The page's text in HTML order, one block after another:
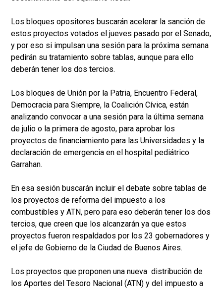
Los bloques opositores buscarán acelerar la sanción de
estos proyectos votados el jueves pasado por el Senado,
y por eso si impulsan una sesión para la próxima semana
pedirán su tratamiento sobre tablas, aunque para ello
deberán tener los dos tercios.
Los bloques de Unión por la Patria, Encuentro Federal,
Democracia para Siempre, la Coalición Cívica, están
analizando convocar a una sesión para la última semana
de julio o la primera de agosto, para aprobar los
proyectos de financiamiento para las Universidades y la
declaración de emergencia en el hospital pediátrico
Garrahan.
En esa sesión buscarán incluir el debate sobre tablas de
los proyectos de reforma del impuesto a los
combustibles y ATN, pero para eso deberán tener los dos
tercios, que creen que los alcanzarán ya que estos
proyectos fueron respaldados por los 23 gobernadores y
el jefe de Gobierno de la Ciudad de Buenos Aires.
Los proyectos que proponen una nueva distribución de
los Aportes del Tesoro Nacional (ATN) y del impuesto a